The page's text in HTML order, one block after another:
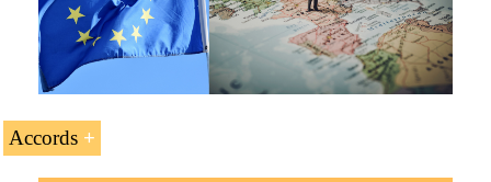
LeCorridor de transport paneuropéen II (Russie-
Allemagne)
Accès au Chemin de fer transsibérien (Russie,
Mongolie, Chine, Corée du Nord)
Accès au Corridor de transport Baltique-Adriatique
Accords